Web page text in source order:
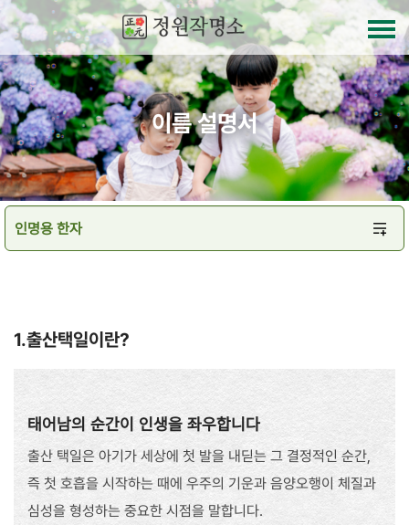
이름 설명서
1.출산택일이란?
태어남의 순간이 인생을 좌우합니다
출산 택일은 아기가 세상에 첫 발을 내딛는 그 결정적인 순간,
즉 첫 호흡을 시작하는 때에 우주의 기운과 음양오행이 체질과
심성을 형성하는 중요한 시점을 말합니다.